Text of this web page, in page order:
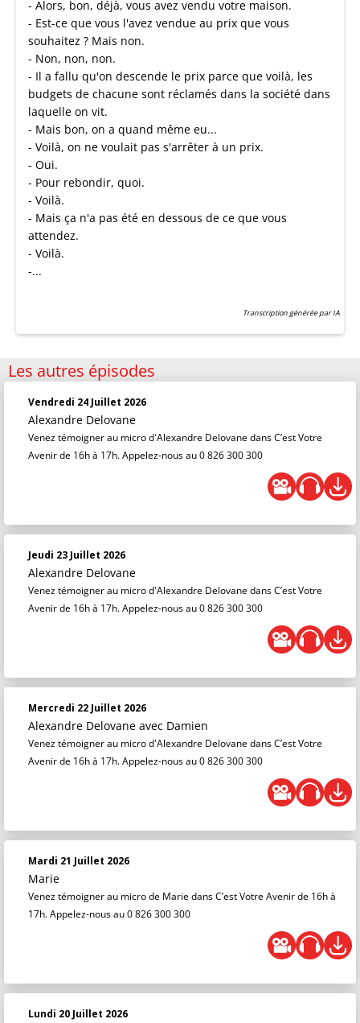
- Alors, bon, déjà, vous avez vendu votre maison.
- Est-ce que vous l'avez vendue au prix que vous
souhaitez ? Mais non.
- Non, non, non.
- Il a fallu qu'on descende le prix parce que voilà, les
budgets de chacune sont réclamés dans la société dans
laquelle on vit.
- Mais bon, on a quand même eu...
- Voilà, on ne voulait pas s'arrêter à un prix.
- Oui.
- Pour rebondir, quoi.
- Voilà.
- Mais ça n'a pas été en dessous de ce que vous
attendez.
- Voilà.
-...
Transcription générée par IA
Les autres épisodes
Vendredi 24 Juillet 2026
Alexandre Delovane
Venez témoigner au micro d'Alexandre Delovane dans C’est Votre
Avenir de 16h à 17h. Appelez-nous au 0 826 300 300
Jeudi 23 Juillet 2026
Alexandre Delovane
Venez témoigner au micro d'Alexandre Delovane dans C’est Votre
Avenir de 16h à 17h. Appelez-nous au 0 826 300 300
Mercredi 22 Juillet 2026
Alexandre Delovane avec Damien
Venez témoigner au micro d'Alexandre Delovane dans C’est Votre
Avenir de 16h à 17h. Appelez-nous au 0 826 300 300
Mardi 21 Juillet 2026
Marie
Venez témoigner au micro de Marie dans C’est Votre Avenir de 16h à
17h. Appelez-nous au 0 826 300 300
Lundi 20 Juillet 2026